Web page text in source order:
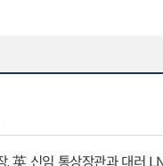
, 英 신임 통상장관과 대러